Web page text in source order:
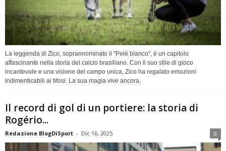
La leggenda di Zico, soprannominato il "Pelé bianco", è un capitolo
affascinante nella storia del calcio brasiliano. Con il suo stile di gioco
incantevole e una visione del campo unica, Zico ha regalato emozioni
indimenticabili ai tifosi. La sua magia vive ancora.
Il record di gol di un portiere: la storia di
Rogério...
Redazione BlogDiSport - Dic 16, 2025 0